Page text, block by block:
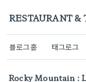
RESTAURANT &
블로그홈 태그로그
Rocky Mountain :